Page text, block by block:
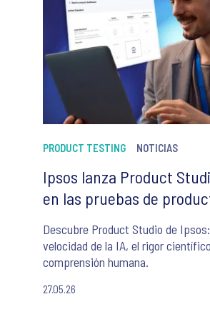
PRODUCT TESTING NOTICIAS
Ipsos lanza Product
en las pruebas de
Descubre Product Studio de
velocidad de la IA, el rigor
comprensión humana.
27.05.26